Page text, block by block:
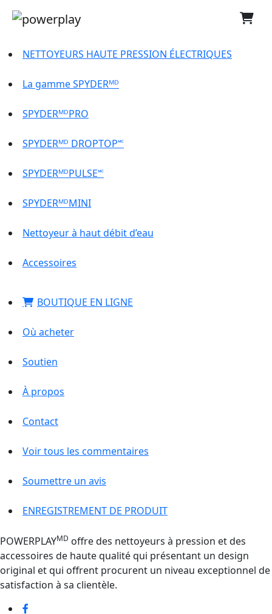
NETTOYEURS HAUTE PRESSION ÉLECTRIQUES
La gamme SPYDERᴹᴰ
SPYDERᴹᴰPRO
SPYDERᴹᴰ DROPTOP🅪
SPYDERᴹᴰPULSE🅪
SPYDERᴹᴰMINI
Nettoyeur à haut débit d’eau
Accessoires
BOUTIQUE EN LIGNE
Où acheter
Soutien
À propos
Contact
Voir tous les commentaires
Soumettre un avis
ENREGISTREMENT DE PRODUIT
POWERPLAYMD offre des nettoyeurs à pression et des
accessoires de haute qualité qui présentant un design
original et qui offrent procurent un niveau exceptionnel de
satisfaction à sa clientèle.